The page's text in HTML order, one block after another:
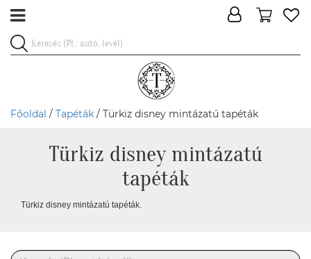
Főoldal / Tapéták / Türkiz disney mintázatú tapéták
Türkiz disney mintázatú
tapéták
Türkiz disney mintázatú tapéták.